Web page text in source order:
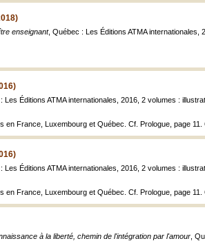
enseignant, Québec : Les Éditions ATMA internationales,
: Les Éditions ATMA internationales, 2016, 2 volumes :
France, Luxembourg et Québec. Cf. Prologue, page
: Les Éditions ATMA internationales, 2016, 2 volumes :
France, Luxembourg et Québec. Cf. Prologue, page
à la liberté, chemin de l'intégration par l'amour ,